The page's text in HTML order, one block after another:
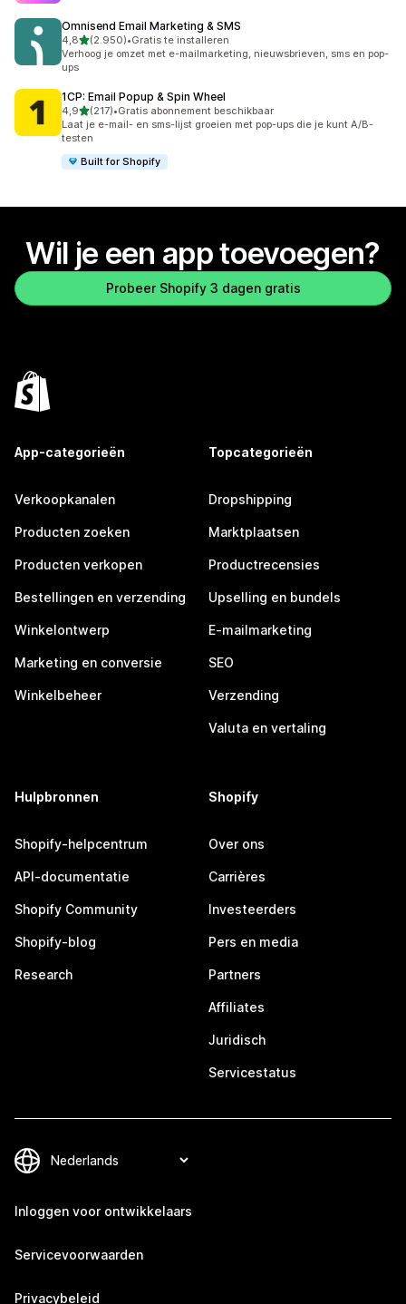
Omnisend Email Marketing & SMS
4,8van 5 sterren
(2.950)
2950 recensies in totaal
•Gratis te installeren
Verhoog je omzet met e-mailmarketing, nieuwsbrieven, sms en pop-
ups
1CP: Email Popup & Spin Wheel
4,9van 5 sterren
(217)
217 recensies in totaal
•Gratis abonnement beschikbaar
Laat je e-mail- en sms-lijst groeien met pop-ups die je kunt A/B-
testen
Built for Shopify
Wil je een app toevoegen?
Probeer Shopify 3 dagen gratis
App-categorieën
Verkoopkanalen
Producten zoeken
Producten verkopen
Bestellingen en verzending
Winkelontwerp
Marketing en conversie
Winkelbeheer
Topcategorieën
Dropshipping
Marktplaatsen
Productrecensies
Upselling en bundels
E-mailmarketing
SEO
Verzending
Valuta en vertaling
Hulpbronnen
Shopify-helpcentrum
API-documentatie
Shopify Community
Shopify-blog
Research
Shopify
Over ons
Carrières
Investeerders
Pers en media
Partners
Affiliates
Juridisch
Servicestatus
Inloggen voor ontwikkelaars
Servicevoorwaarden
Privacybeleid